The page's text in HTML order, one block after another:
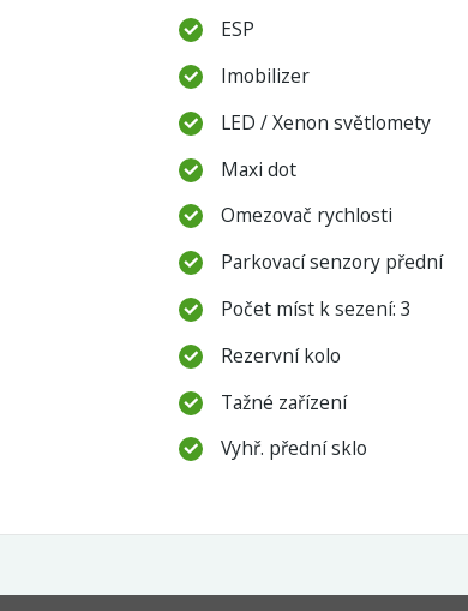
ESP
Imobilizer
LED / Xenon světlomety
Maxi dot
Omezovač rychlosti
Parkovací senzory přední
Počet míst k sezení: 3
Rezervní kolo
Tažné zařízení
Vyhř. přední sklo